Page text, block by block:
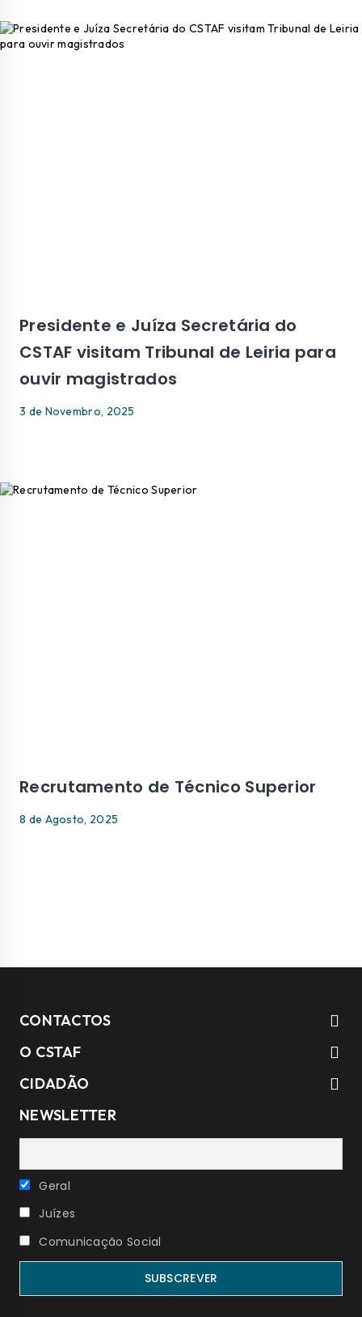
Presidente e Juíza Secretária do
CSTAF visitam Tribunal de Leiria para
ouvir magistrados
3 de Novembro, 2025
Recrutamento de Técnico Superior
8 de Agosto, 2025
CONTACTOS
O CSTAF
CIDADÃO
NEWSLETTER
Geral
Juízes
Comunicação Social